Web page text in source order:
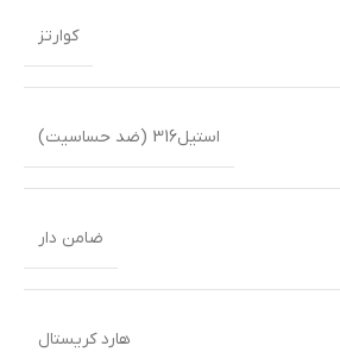
کوارتز
استیل316 (ضد حساسیت)
ضامن دار
هارد کریستال